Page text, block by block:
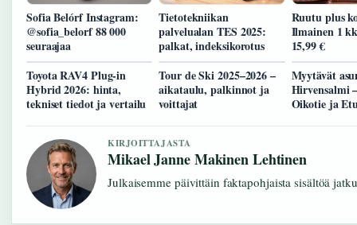
Sofia Belórf Instagram:
@sofia_belorf 88 000
seuraajaa
Tietotekniikan
palvelualan TES 2025:
palkat, indeksikorotus
Ruutu plus
Ilmainen 1
15,99 €
Toyota RAV4 Plug-in
Hybrid 2026: hinta,
tekniset tiedot ja vertailu
Tour de Ski 2025–2026 –
aikataulu, palkinnot ja
voittajat
Myytävät
Hirvensalmi
Oikotie ja
KIRJOITTAJASTA
Mikael Janne Makinen Lehtinen
Julkaisemme päivittäin faktapohjaista sisältöä